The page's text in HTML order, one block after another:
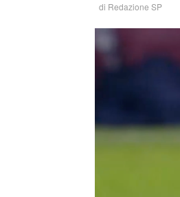
di Redazione SP